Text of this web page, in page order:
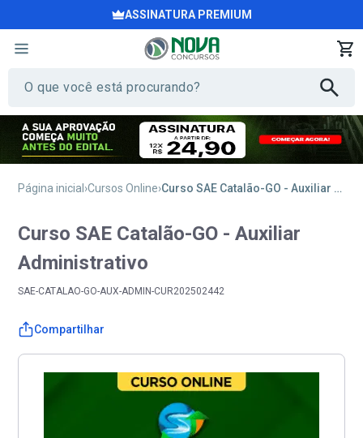
ASSINATURA PREMIUM
Página inicial Cursos Online Curso SAE Catalão-GO - Auxiliar Administrativo
Curso SAE Catalão-GO - Auxiliar
Administrativo
SAE-CATALAO-GO-AUX-ADMIN-CUR202502442
Compartilhar